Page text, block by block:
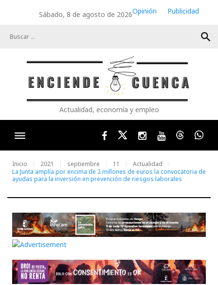
Sábado, 8 de agosto de 2026Opinión
Publicidad
search
Actualidad, economía y empleo
FacebookTwitterInstagram
YoutubeThreads
Inicio 2021 septiembre 11
Actualidad
La Junta amplía por encima de 2 millones de euros la convocatoria de
ayudas para la inversión en prevención de riesgos laborales